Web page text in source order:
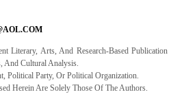
Literary, Arts, And Research-Based Publication
And Cultural Analysis.
Political Party, Or Political Organization.
Herein Are Solely Those Of The Authors.